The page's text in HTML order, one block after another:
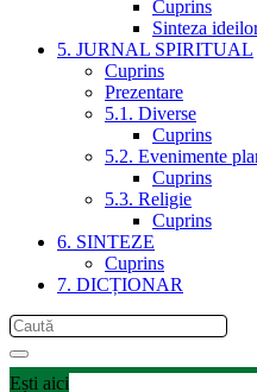
Cuprins
Sinteza
5. JURNAL SPIRITUAL
Cuprins
Prezentare
5.1. Diverse
Cuprins
5.2. Evenimente
Cuprins
5.3. Religie
Cuprins
6. SINTEZE
Cuprins
7. DICȚIONAR
Ești aici